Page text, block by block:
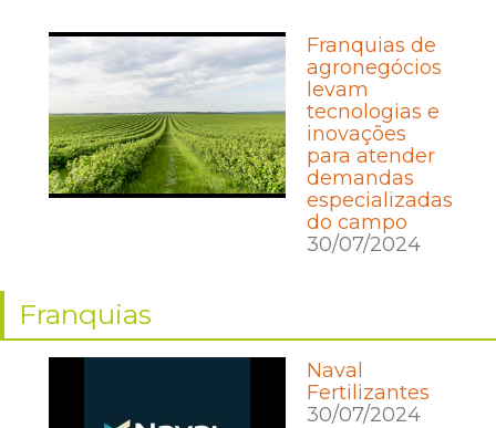
Franquias de
agronegócios
levam
tecnologias e
inovações
para atender
demandas
especializadas
do campo
30/07/2024
Franquias
Naval
Fertilizantes
30/07/2024